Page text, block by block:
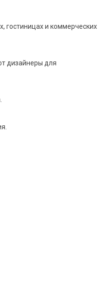
гостиницах и коммерческих
дизайнеры для